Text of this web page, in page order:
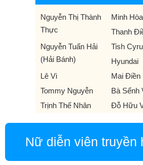
Nguyễn Thị Thành
Thực
Minh Hòa
Thanh
Nguyễn Tuấn Hải
(Hải Bánh)
Tish
Hyundai
Lê Vi
Mai Điền
Tommy Nguyễn
Bà Sểnh
Trịnh Thế Nhân
Đỗ Hữu
Nữ diễn viên truyền